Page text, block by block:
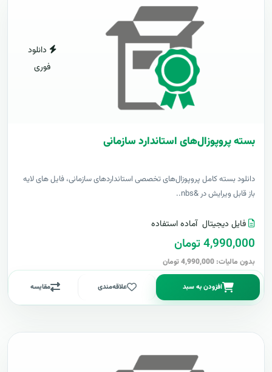
دانلود
فوری
بسته پروپوزال‌های استاندارد سازمانی
دانلود بسته کامل پروپوزال‌های تخصصی استانداردهای سازمانی، فایل های لایه
باز قابل ویرایش در &nbs..
فایل دیجیتال آماده استفاده
4,990,000 تومان
بدون مالیات: 4,990,000 تومان
افزودن به سبد علاقه‌مندی مقایسه